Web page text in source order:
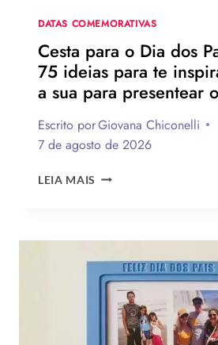
DATA
DATAS COMEMORATIVAS
Cesta para o Dia dos
75 ideias para te
a sua para presentear
Escrito porGiovana Chiconelli
7 de agosto de 2026
LEIA MAIS CESTA
DOS
PAIS:
MAIS
IDEIAS